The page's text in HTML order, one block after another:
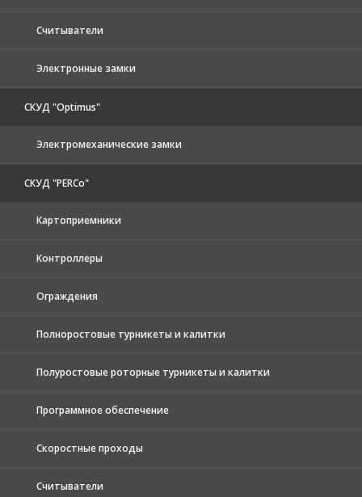
Считыватели
Электронные замки
СКУД "Optimus"
Электромеханические замки
СКУД "PERCo"
Картоприемники
Контроллеры
Ограждения
Полноростовые турникеты и калитки
Полуростовые роторные турникеты и калитки
Программное обеспечение
Скоростные проходы
Считыватели